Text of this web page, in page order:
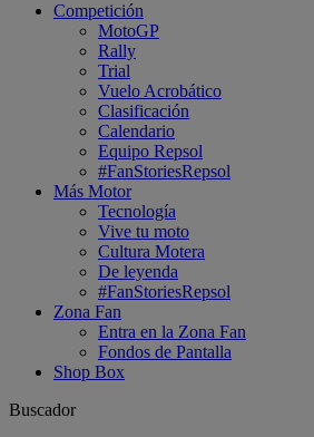
Competición
MotoGP
Rally
Trial
Vuelo Acrobático
Clasificación
Calendario
Equipo Repsol
#FanStoriesRepsol
Más Motor
Tecnología
Vive tu moto
Cultura Motera
De leyenda
#FanStoriesRepsol
Zona Fan
Entra en la Zona Fan
Fondos de Pantalla
Shop Box
Buscador